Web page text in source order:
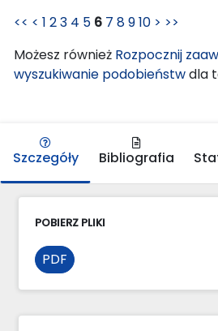
<< < 1 23 4 5 6 7 8910 > >>
Możesz również Rozpocznij
wyszukiwanie podobieństwdla
Szczegóły Bibliografia
POBIERZ PLIKI
PDF